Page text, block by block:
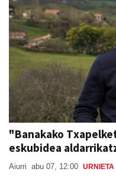
"Banakako
eskubidea
Aiurri abu 07, 12:00 URNIETA